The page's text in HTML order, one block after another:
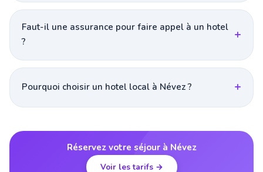
Faut-il une assurance pour faire appel à un hotel
?
Pourquoi choisir un hotel local à Névez ?
Réservez votre séjour à Névez
Voir les tarifs →